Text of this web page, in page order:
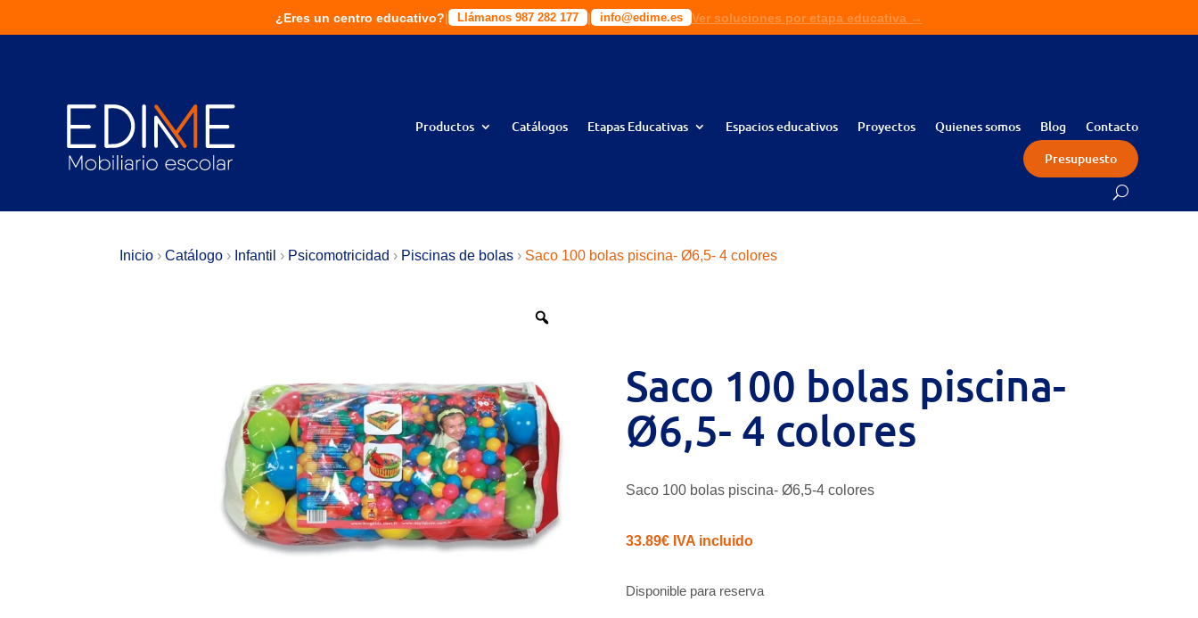
¿Eres un centro educativo? ¡Soluciones a tu medida! | Llámanos 987 282 177 | info@edime.es Solicita presupuesto sin compromiso →
¿Eres un centro educativo?| Llámanos 987 282 177 | info@edime.es Ver soluciones por etapa educativa →
Productos Catálogos Etapas Educativas Espacios educativos Proyectos Quienes somos Blog
Contacto
Presupuesto
Inicio › Catálogo › Infantil › Psicomotricidad › Piscinas de bolas › Saco 100 bolas piscina- Ø6,5- 4 colores
Saco 100 bolas piscina-
Ø6,5- 4 colores
Saco 100 bolas piscina- Ø6,5-4 colores
33.89€ IVA incluido
Disponible para reserva